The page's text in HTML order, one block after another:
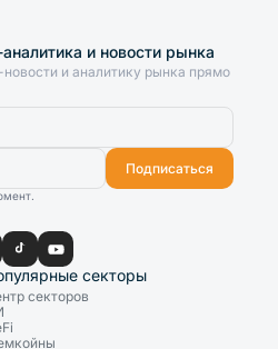
и новости рынка
и аналитику рынка прямо
Подписаться
секторы
секторов